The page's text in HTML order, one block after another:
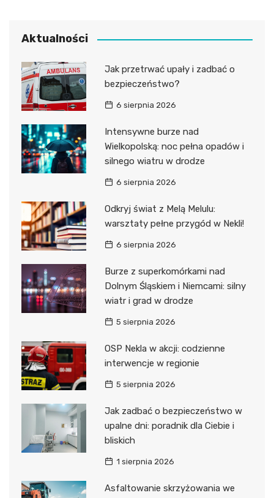
Aktualności
Jak przetrwać upały i zadbać o
bezpieczeństwo?
6 sierpnia 2026
Intensywne burze nad
Wielkopolską: noc pełna opadów i
silnego wiatru w drodze
6 sierpnia 2026
Odkryj świat z Melą Melulu:
warsztaty pełne przygód w Nekli!
6 sierpnia 2026
Burze z superkomórkami nad
Dolnym Śląskiem i Niemcami: silny
wiatr i grad w drodze
5 sierpnia 2026
OSP Nekla w akcji: codzienne
interwencje w regionie
5 sierpnia 2026
Jak zadbać o bezpieczeństwo w
upalne dni: poradnik dla Ciebie i
bliskich
1 sierpnia 2026
Asfaltowanie skrzyżowania we